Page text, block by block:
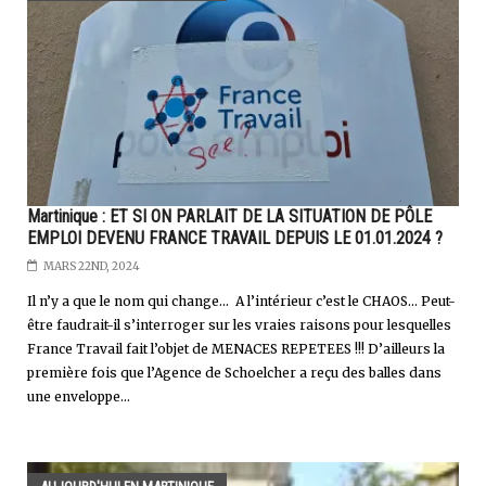
Martinique : ET SI ON PARLAIT DE LA SITUATION DE PÔLE
EMPLOI DEVENU FRANCE TRAVAIL DEPUIS LE 01.01.2024 ?
MARS 22ND, 2024
Il n’y a que le nom qui change... A l’intérieur c’est le CHAOS... Peut-
être faudrait-il s’interroger sur les vraies raisons pour lesquelles
France Travail fait l’objet de MENACES REPETEES !!! D’ailleurs la
première fois que l’Agence de Schoelcher a reçu des balles dans
une enveloppe...